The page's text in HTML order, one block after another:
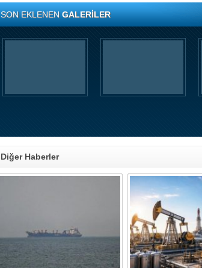
SON EKLENENGALERİLER
Diğer Haberler